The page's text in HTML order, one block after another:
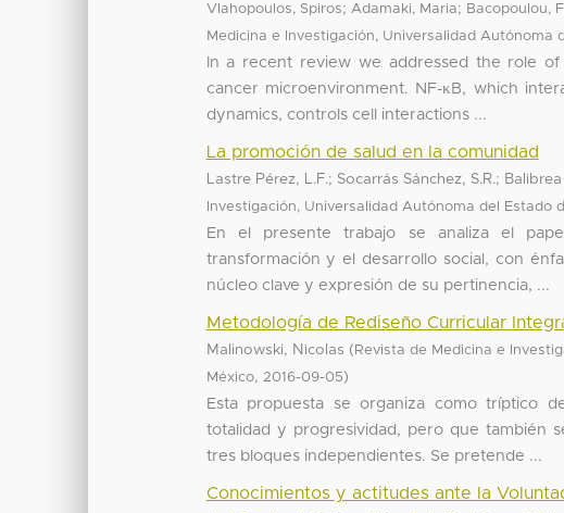
Vlahopoulos, Spiros; Adamaki, Maria; Bacopoulou,
Medicina e Investigación, Universalidad Autónoma
In a recent review we addressed the role
cancer microenvironment. NF-κB, which
dynamics, controls cell interactions ...
La promoción de salud en la comunidad
Lastre Pérez, L.F.; Socarrás Sánchez, S.R.;
Investigación, Universalidad Autónoma del Estado
En el presente trabajo se analiza el
transformación y el desarrollo social, con
núcleo clave y expresión de su pertinencia, ...
Metodología de Rediseño Curricular
Malinowski, Nicolas ( Revista de Medicina e
México, 2016-09-05)
Esta propuesta se organiza como tríptico
totalidad y progresividad, pero que también
tres bloques independientes. Se pretende ...
Conocimientos y actitudes ante la